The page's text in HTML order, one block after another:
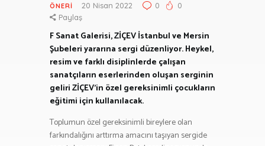
ÖNERI 20 Nisan 2022 0
0
Paylaş
F Sanat Galerisi, ZİÇEV İstanbul ve Mersin
Şubeleri yararına sergi düzenliyor. Heykel,
resim ve farklı disiplinlerde çalışan
sanatçıların eserlerinden oluşan serginin
geliri ZİÇEV’in özel gereksinimli çocukların
eğitimi için kullanılacak.
Toplumun özel gereksinimli bireylere olan
farkındalığını arttırma amacını taşıyan sergide